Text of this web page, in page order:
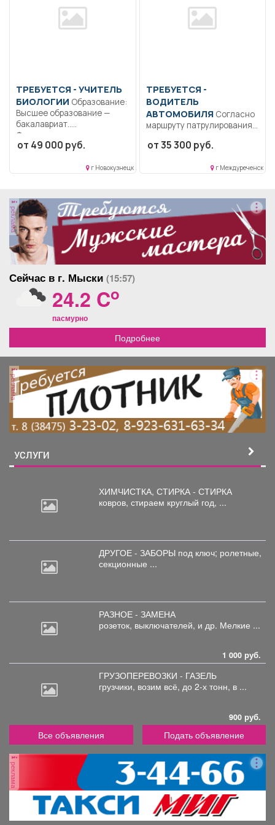
ТРЕБУЕТСЯ - УЧИТЕЛЬ
БИОЛОГИИ
Высшее образование —
бакалавриат..
Формирование
общекультурных
от 49 000 руб.
г Новокузнецк
ТРЕБУЕТСЯ -
ВОДИТЕЛЬ
АВТОМОБИЛЯСогласно
маршруту патрулирования
бригадой производить
от 35 300 руб.
г Междуреченск
реклама
Сейчас в г. Мыски (15:57)
24.2 Co
пасмурно
Подробнее
реклама
УСЛУГИ
ХИМЧИСТКА, СТИРКА - СТИРКА
ковров, стираем круглый год, ...
ДРУГОЕ - ЗАБОРЫ под ключ; ролетные,
секционные ...
РАЗНОЕ - ЗАМЕНА
розеток, выключателей, и др. Мелкие ...
1 000 руб.
ГРУЗОПЕРЕВОЗКИ - ГАЗЕЛЬ
грузчики, возим всё, до 2-х тонн, в ...
900 руб.
Все объявления Подать объявление
реклама